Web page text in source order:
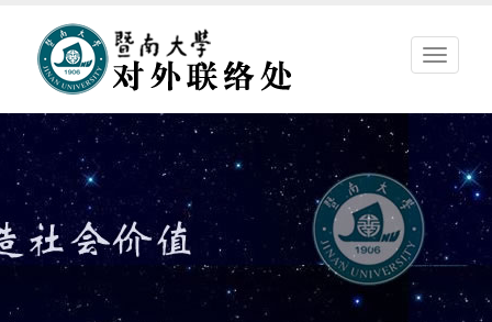
暨
大
对
络
处